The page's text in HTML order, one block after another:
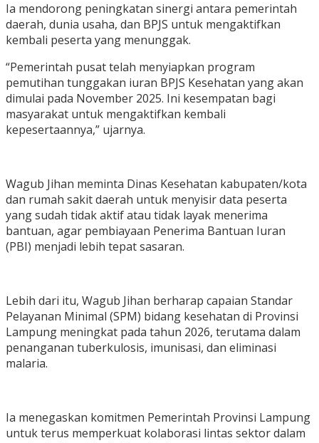
Ia mendorong peningkatan sinergi antara pemerintah
daerah, dunia usaha, dan BPJS untuk mengaktifkan
kembali peserta yang menunggak.
“Pemerintah pusat telah menyiapkan program
pemutihan tunggakan iuran BPJS Kesehatan yang akan
dimulai pada November 2025. Ini kesempatan bagi
masyarakat untuk mengaktifkan kembali
kepesertaannya,” ujarnya.
Wagub Jihan meminta Dinas Kesehatan kabupaten/kota
dan rumah sakit daerah untuk menyisir data peserta
yang sudah tidak aktif atau tidak layak menerima
bantuan, agar pembiayaan Penerima Bantuan Iuran
(PBI) menjadi lebih tepat sasaran.
Lebih dari itu, Wagub Jihan berharap capaian Standar
Pelayanan Minimal (SPM) bidang kesehatan di Provinsi
Lampung meningkat pada tahun 2026, terutama dalam
penanganan tuberkulosis, imunisasi, dan eliminasi
malaria.
Ia menegaskan komitmen Pemerintah Provinsi Lampung
untuk terus memperkuat kolaborasi lintas sektor dalam